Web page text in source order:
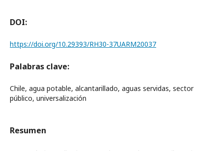
DOI:
https://doi.org/10.29393/RH30-37UARM20037
Palabras clave:
Chile, agua potable, alcantarillado, aguas servidas, sector
público, universalización
Resumen